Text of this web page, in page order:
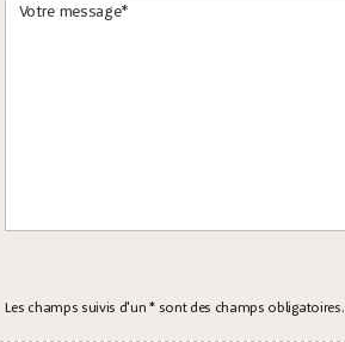
Nachricht HP
Votre message*
Les champs suivis d'un * sont des champs obligatoires.